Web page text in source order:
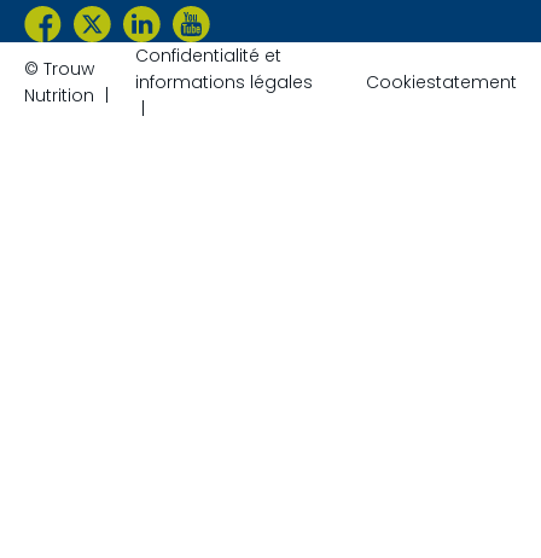
© Trouw
Nutrition
Confidentialité et
informations légales
Cookiestatement